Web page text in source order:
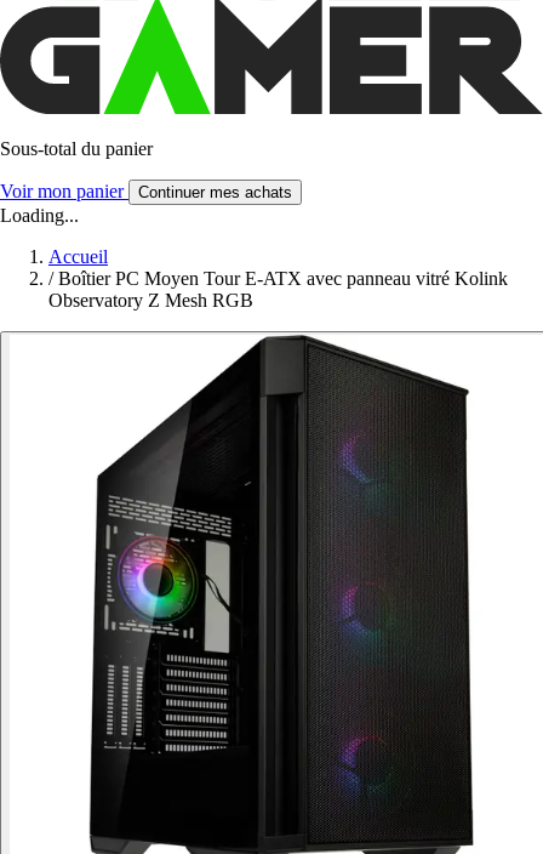
Sous-total du panier
Voir mon panier Continuer mes achats
Loading...
Accueil
/ Boîtier PC Moyen Tour E-ATX avec panneau vitré Kolink
Observatory Z Mesh RGB